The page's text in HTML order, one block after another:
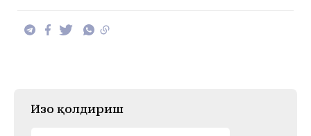
Изоҳ қолдириш